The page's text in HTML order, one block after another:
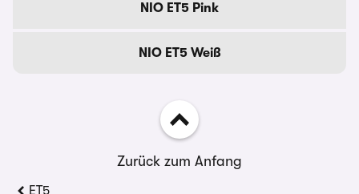
NIO ET5 Pink
NIO ET5 Weiß
Zurück zum Anfang
ET5